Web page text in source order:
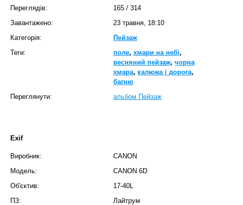
Переглядів:
165 / 314
Завантажено:
23 травня, 18:10
Категорія:
Пейзаж
Теги:
поле, хмари на небі,
весняний пейзаж, чорна
хмара, калюжа і дорога,
багню
Переглянути:
альбом Пейзаж
Exif
Виробник:
CANON
Модель:
CANON 6D
Об'єктив:
17-40L
ПЗ:
Лайтрум